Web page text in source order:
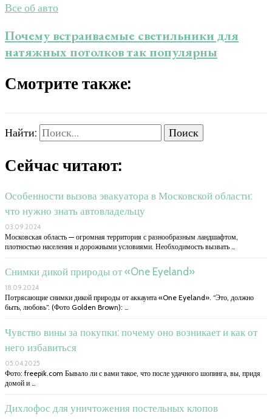
Все об авто
Почему встраиваемые светильники для
натяжных потолков так популярны
Смотрите также:
Найти:
Сейчас читают:
Особенности вызова эвакуатора в Московской области:
что нужно знать автовладельцу
03.09.2024
Московская область — огромная территория с разнообразным ландшафтом,
плотностью населения и дорожными условиями. Необходимость вызвать …
Снимки дикой природы от «One Eyeland»
18.09.2024
Потрясающие снимки дикой природы от аккаунта «One Eyeland». “Это, должно
быть, любовь”. (Фото Golden Brown): …
Чувство вины за покупки: почему оно возникает и как от
него избавиться
05.04.2025
Фото: freepik.com Бывало ли с вами такое, что после удачного шопинга, вы, придя
домой и …
Дихлофос для уничтожения постельных клопов